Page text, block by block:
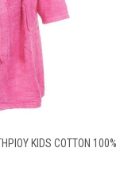
KIDS COTTON 100%